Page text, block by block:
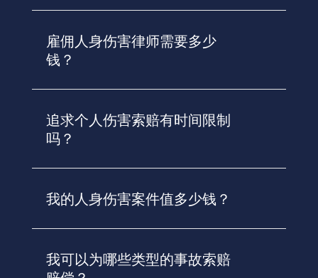
雇佣人身伤害律师需要多少
钱？
追求个人伤害索赔有时间限制
吗？
我的人身伤害案件值多少钱？
我可以为哪些类型的事故索赔